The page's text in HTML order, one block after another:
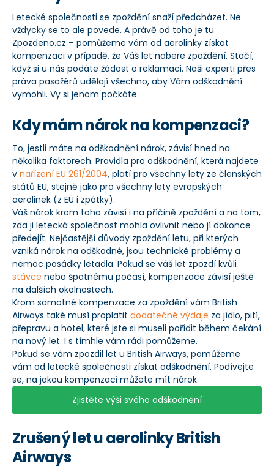
Letecké společnosti se zpoždění snaží předcházet. Ne
vždycky se to ale povede. A právě od toho je tu
Zpozdeno.cz – pomůžeme vám od aerolinky získat
kompenzaci v případě, že Váš let nabere zpoždění. Stačí,
když si u nás podáte žádost o reklamaci. Naši experti přes
práva pasažérů udělají všechno, aby Vám odškodnění
vymohli. Vy si jenom počkáte.
Kdy mám nárok na kompenzaci?
To, jestli máte na odškodnění nárok, závisí hned na
několika faktorech. Pravidla pro odškodnění, která najdete
v nařízení EU 261/2004, platí pro všechny lety ze členských
států EU, stejně jako pro všechny lety evropských
aerolinek (z EU i zpátky).
Váš nárok krom toho závisí i na příčině zpoždění a na tom,
zda ji letecká společnost mohla ovlivnit nebo jí dokonce
předejít. Nejčastější důvody zpoždění letu, při kterých
vzniká nárok na odškodné, jsou technické problémy a
nemoc posádky letadla. Pokud se váš let zpozdí kvůli
stávce nebo špatnému počasí, kompenzace závisí ještě
na dalších okolnostech.
Krom samotné kompenzace za zpoždění vám British
Airways také musí proplatit dodatečné výdaje za jídlo, pití,
přepravu a hotel, které jste si museli pořídit během čekání
na nový let. I s tímhle vám rádi pomůžeme.
Pokud se vám zpozdil let u British Airways, pomůžeme
vám od letecké společnosti získat odškodnění. Podívejte
se, na jakou kompenzaci můžete mít nárok.
Zjistěte výši svého odškodnění
Zrušený let u aerolinky British
Airways